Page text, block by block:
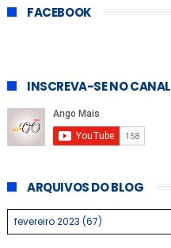
FACEBOOK
INSCREVA-SE NO CANAL
ARQUIVOS DO BLOG